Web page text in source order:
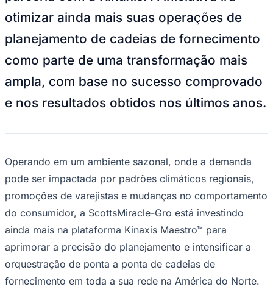
otimizar ainda mais suas operações de
planejamento de cadeias de fornecimento
como parte de uma transformação mais
ampla, com base no sucesso comprovado
e nos resultados obtidos nos últimos anos.
Operando em um ambiente sazonal, onde a demanda
pode ser impactada por padrões climáticos regionais,
promoções de varejistas e mudanças no comportamento
do consumidor, a ScottsMiracle-Gro está investindo
ainda mais na plataforma Kinaxis Maestro™ para
aprimorar a precisão do planejamento e intensificar a
orquestração de ponta a ponta de cadeias de
fornecimento em toda a sua rede na América do Norte.